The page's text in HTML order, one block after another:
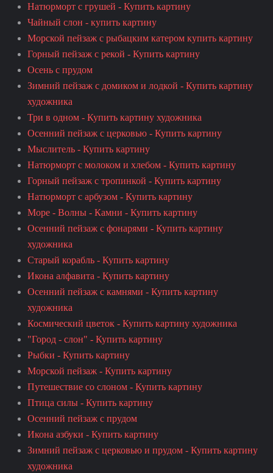
Натюрморт с грушей - Купить картину
Чайный слон - купить картину
Морской пейзаж с рыбацким катером купить картину
Горный пейзаж с рекой - Купить картину
Осень с прудом
Зимний пейзаж с домиком и лодкой - Купить картину
художника
Три в одном - Купить картину художника
Осенний пейзаж с церковью - Купить картину
Мыслитель - Купить картину
Натюрморт с молоком и хлебом - Купить картину
Горный пейзаж с тропинкой - Купить картину
Натюрморт с арбузом - Купить картину
Море - Волны - Камни - Купить картину
Осенний пейзаж с фонарями - Купить картину
художника
Старый корабль - Купить картину
Икона алфавита - Купить картину
Осенний пейзаж с камнями - Купить картину
художника
Космический цветок - Купить картину художника
"Город - слон" - Купить картину
Рыбки - Купить картину
Морской пейзаж - Купить картину
Путешествие со слоном - Купить картину
Птица силы - Купить картину
Осенний пейзаж с прудом
Икона азбуки - Купить картину
Зимний пейзаж с церковью и прудом - Купить картину
художника